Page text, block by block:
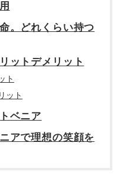
。どれくらい持つ
ットデメリット
ト
ット
ベニア
アで理想の笑顔を